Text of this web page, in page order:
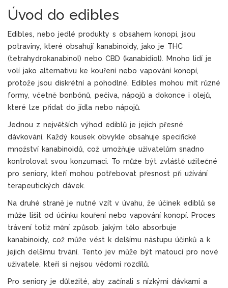
Úvod do edibles
Edibles, nebo jedlé produkty s obsahem konopí, jsou
potraviny, které obsahují kanabinoidy, jako je THC
(tetrahydrokanabinol) nebo CBD (kanabidiol). Mnoho lidí je
volí jako alternativu ke kouření nebo vapování konopí,
protože jsou diskrétní a pohodlné. Edibles mohou mít různé
formy, včetně bonbónů, pečiva, nápojů a dokonce i olejů,
které lze přidat do jídla nebo nápojů.
Jednou z největších výhod ediblů je jejich přesné
dávkování. Každý kousek obvykle obsahuje specifické
množství kanabinoidů, což umožňuje uživatelům snadno
kontrolovat svou konzumaci. To může být zvláště užitečné
pro seniory, kteří mohou potřebovat přesnost při užívání
terapeutických dávek.
Na druhé straně je nutné vzít v úvahu, že účinek ediblů se
může lišit od účinku kouření nebo vapování konopí. Proces
trávení totiž mění způsob, jakým tělo absorbuje
kanabinoidy, což může vést k delšímu nástupu účinků a k
jejich delšímu trvání. Tento jev může být matoucí pro nové
uživatele, kteří si nejsou vědomi rozdílů.
Pro seniory je důležité, aby začínali s nízkými dávkami a